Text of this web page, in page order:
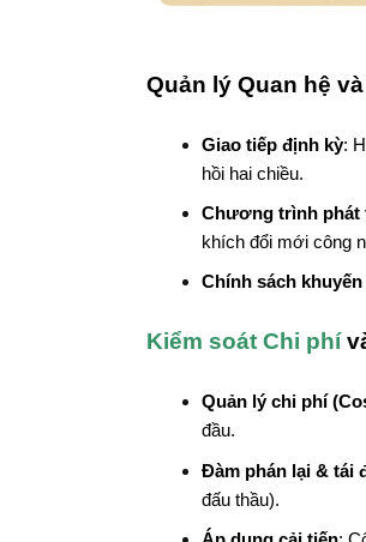
Quản lý Quan hệ
Giao tiếp định kỳ:
hồi hai chiều.
Chương trình phát
khích đổi mới công
Chính sách
Kiểm soát Chi phí
Quản lý chi phí
đầu.
Đàm phán lại & tái
đấu thầu).